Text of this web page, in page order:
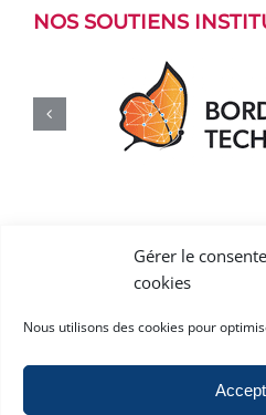
Gérer le
cookies
Nous utilisons des cookies pour
NOS SOUTIENS